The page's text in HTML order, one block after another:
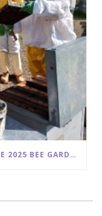
CURSOS DE APICULTURA OTOÑO DE 2025 BEE GARDEN MÁLAGA